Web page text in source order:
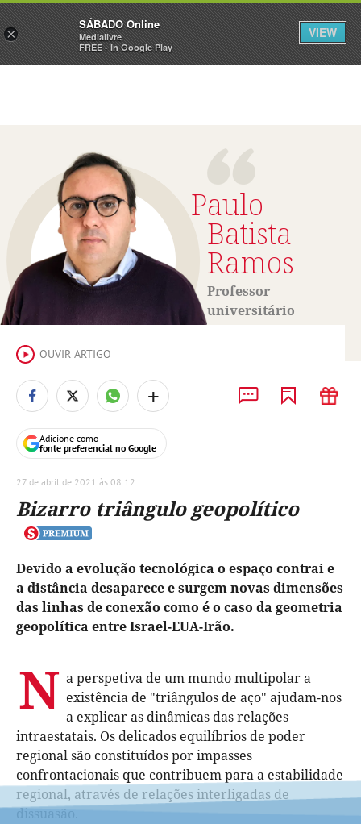
Sábado Assine Iniciar Sessão
Paulo
Batista
Ramos
Professor
universitário
OUVIR ARTIGO
Adicione como
fonte preferencial no Google
+
27 de abril de 2021 às 08:12
Bizarro triângulo geopolítico
Devido a evolução tecnológica o espaço contrai e
a distância desaparece e surgem novas dimensões
das linhas de conexão como é o caso da geometria
geopolítica entre Israel-EUA-Irão.
N a perspetiva de um mundo multipolar a
existência de "triângulos de aço" ajudam-nos
a explicar as dinâmicas das relações
intraestatais. Os delicados equilíbrios de poder
regional são constituídos por impasses
confrontacionais que contribuem para a estabilidade
regional, através de relações interligadas de
dissuasão.
×
SÁBADO Online
Medialivre
FREE - In Google Play
VIEW